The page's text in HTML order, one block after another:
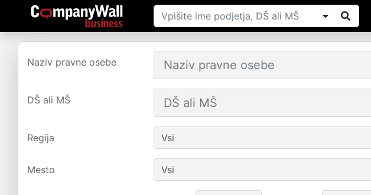
Naziv pravne osebe
DŠ ali MŠ
Regija
Mesto